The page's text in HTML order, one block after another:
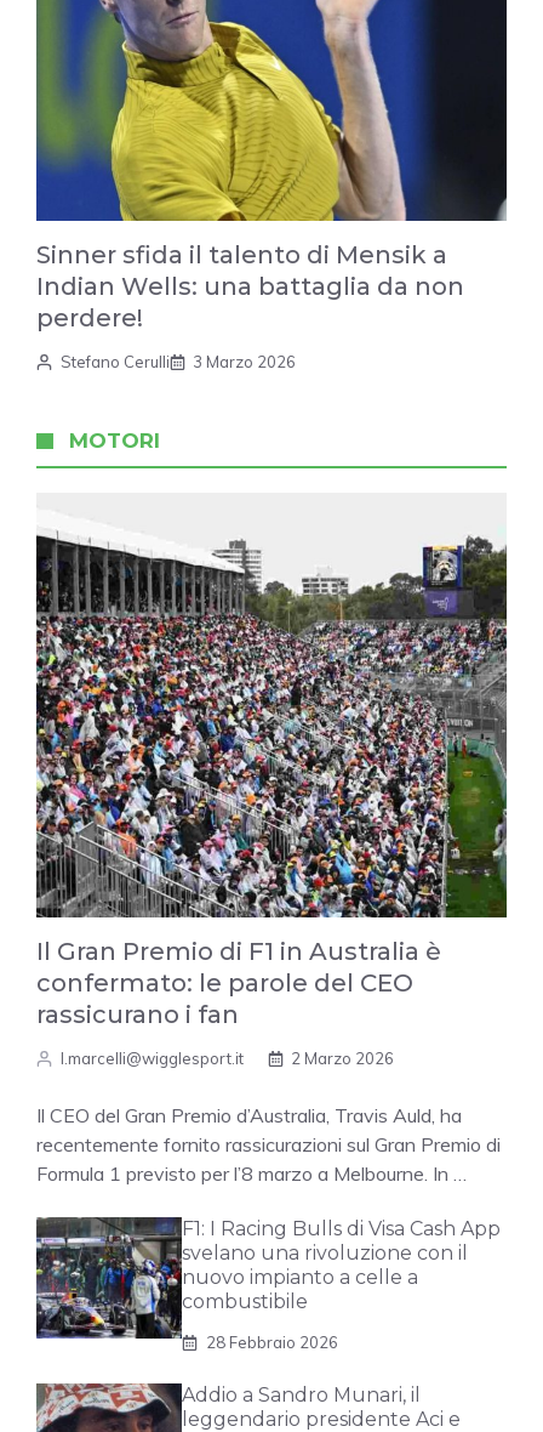
Sinner sfida il talento di Mensik a
Indian Wells: una battaglia da non
perdere!
Stefano Cerulli 3 Marzo 2026
MOTORI
Il Gran Premio di F1 in Australia è
confermato: le parole del CEO
rassicurano i fan
l.marcelli@wigglesport.it 2 Marzo 2026
Il CEO del Gran Premio d’Australia, Travis Auld, ha
recentemente fornito rassicurazioni sul Gran Premio di
Formula 1 previsto per l’8 marzo a Melbourne. In …
F1: I Racing Bulls di Visa Cash App
svelano una rivoluzione con il
nuovo impianto a celle a
combustibile
28 Febbraio 2026
Addio a Sandro Munari, il
leggendario presidente Aci e